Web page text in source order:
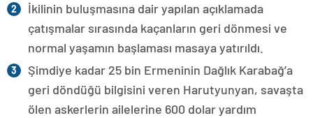
İkilinin buluşmasına dair yapılan açıklamada
çatışmalar sırasında kaçanların geri dönmesi ve
normal yaşamın başlaması masaya yatırıldı.
Şimdiye kadar 25 bin Ermeninin Dağlık Karabağ’a
geri döndüğü bilgisini veren Harutyunyan, savaşta
ölen askerlerin ailelerine 600 dolar yardım